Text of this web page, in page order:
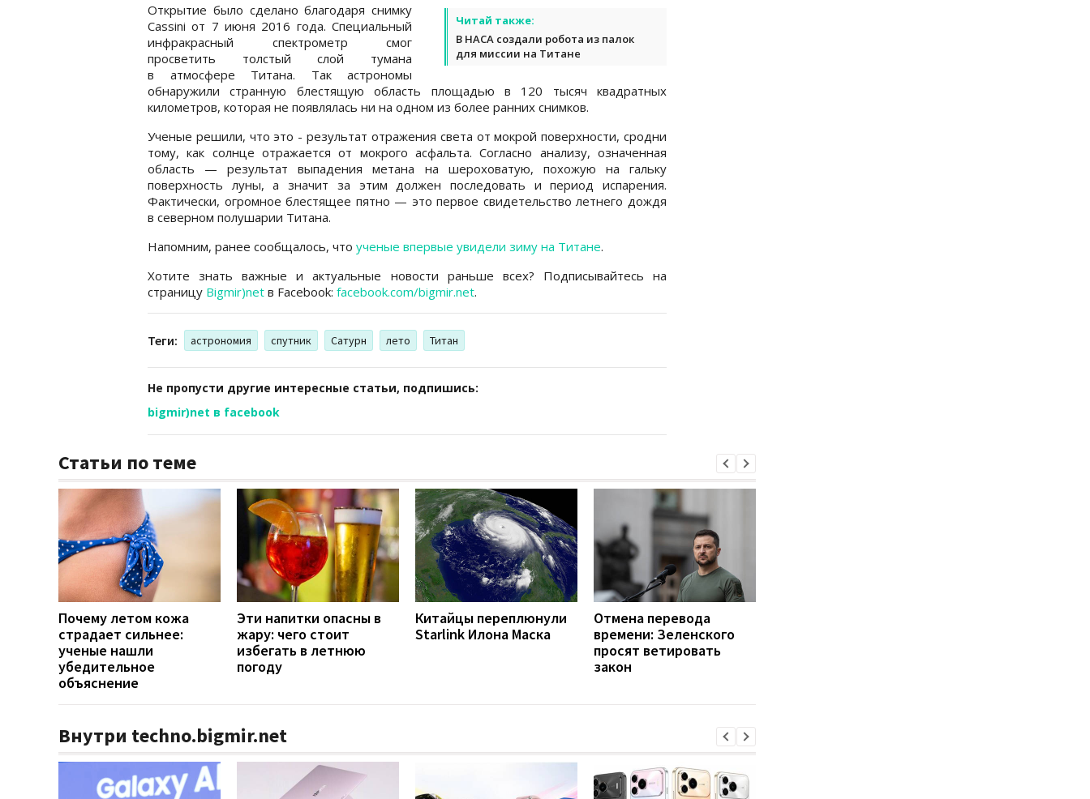
Читай также:
В НАСА создали робота из палок
для миссии на Титане
Открытие было сделано благодаря снимку
Cassini от 7 июня 2016 года. Специальный
инфракрасный спектрометр смог
просветить толстый слой тумана
в атмосфере Титана. Так астрономы
обнаружили странную блестящую область площадью в 120 тысяч квадратных
километров, которая не появлялась ни на одном из более ранних снимков.
Ученые решили, что это - результат отражения света от мокрой поверхности, сродни
тому, как солнце отражается от мокрого асфальта. Согласно анализу, означенная
область — результат выпадения метана на шероховатую, похожую на гальку
поверхность луны, а значит за этим должен последовать и период испарения.
Фактически, огромное блестящее пятно — это первое свидетельство летнего дождя
в северном полушарии Титана.
Напомним, ранее сообщалось, что ученые впервые увидели зиму на Титане.
Хотите знать важные и актуальные новости раньше всех? Подписывайтесь на
страницу Bigmir)net в Facebook: facebook.com/bigmir.net.
Теги: астрономия спутник Сатурн лето Титан
Не пропусти другие интересные статьи, подпишись:
bigmir)net в facebook
Статьи по теме
Почему летом кожа
страдает сильнее:
ученые нашли
убедительное
объяснение
Эти напитки опасны в
жару: чего стоит
избегать в летнюю
погоду
Китайцы переплюнули
Starlink Илона Маска
Отмена перевода
времени: Зеленского
просят ветировать
закон
Внутри techno.bigmir.net